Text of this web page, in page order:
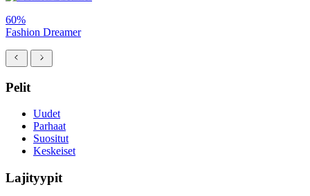
60%
Fashion Dreamer
Pelit
Uudet
Parhaat
Suositut
Keskeiset
Lajityypit